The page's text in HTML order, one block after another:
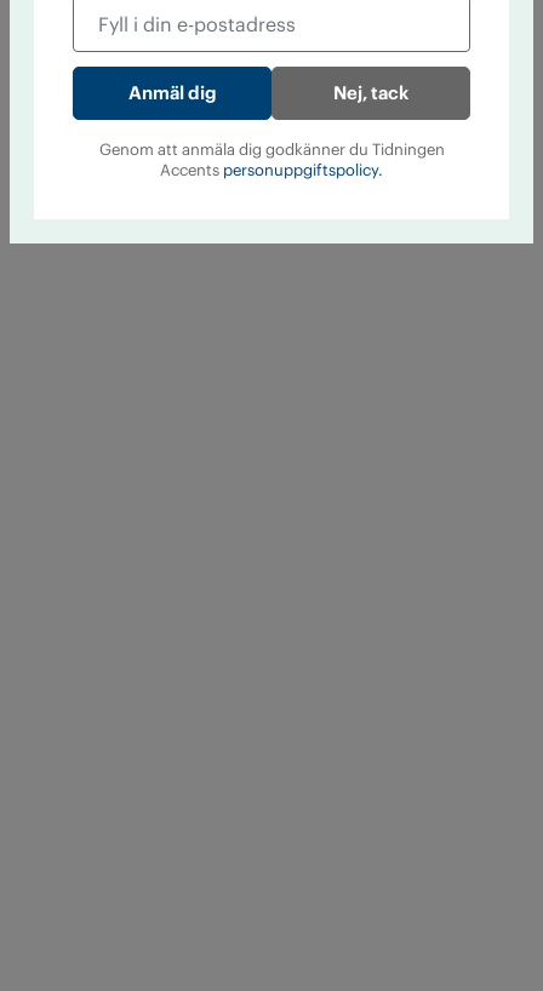
Nej, tack
Genom att anmäla dig godkänner du Tidningen
Accents personuppgiftspolicy.